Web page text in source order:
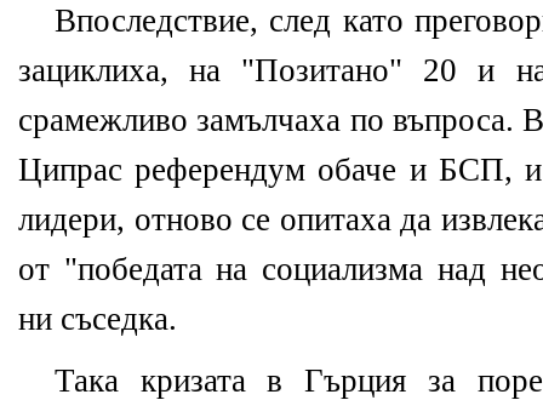
Впоследствие, след като
зациклиха, на "Позитано" 20 и
срамежливо замълчаха по въпроса.
Ципрас референдум обаче и БСП,
лидери, отново се опитаха да
от "победата на социализма над
ни съседка.
Така кризата в Гърция за